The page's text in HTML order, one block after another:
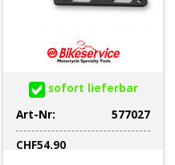
sofort lieferbar
Art-Nr:
577027
CHF54.90